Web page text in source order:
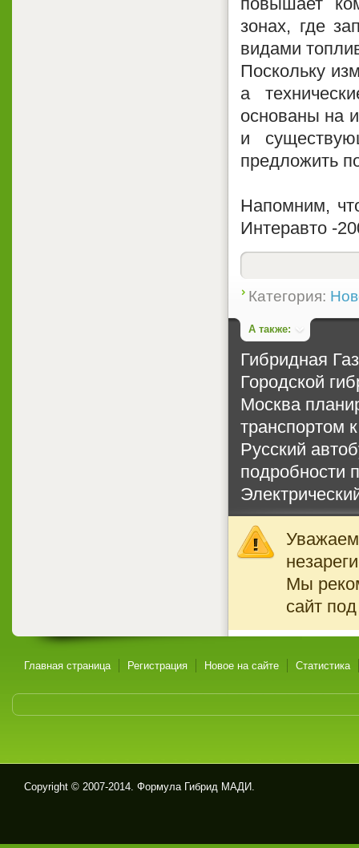
зонах, где
видами
Поскольку
а
основаны на
и
предложить
Напомним,
Интеравто -
Категория:
А также:
Гибридная
Городской
Москва
транспортом
Русский
подробности
Мы
сайт
Главная страница Регистрация Новое на сайте Статистика
Copyright © 2007-2014. Формула Гибрид МАДИ.